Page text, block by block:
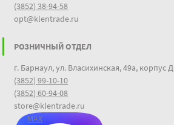
(3852) 38-94-58
opt@klentrade.ru
РОЗНИЧНЫЙ ОТДЕЛ
г. Барнаул, ул. Власихинская, 49а, корпус Д
(3852) 99-10-10
(3852) 60-94-08
store@klentrade.ru
MAX